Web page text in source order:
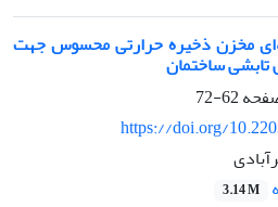
مخزن ذخیره حرارتی محسوس جهت
ساختمان
62-72
https://doi.org/
3.14 M